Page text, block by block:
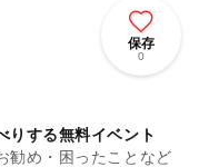
保存
0
りする無料イベント
勧め・困ったことなど